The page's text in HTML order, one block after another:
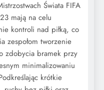
Świata FIFA
mają na celu
kontroli nad piłką, co
zespołom tworzenie
zdobycia bramek przy
minimalizowaniu
krótkie